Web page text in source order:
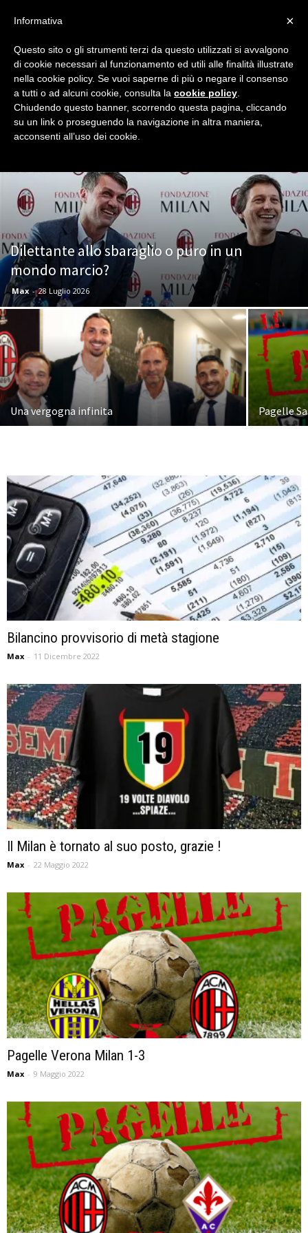
Home Redazionali Vado al Max Pagina 6
VADO AL MAX
Il punto di vista di Max solo su Milan Night, il blog dei tifosi
rossoneri.
Dilettante allo sbaraglio o puro in un
mondo marcio?
Max - 28 Luglio 2026
Una vergogna infinita Pagelle
Bilancino provvisorio di metà stagione
Max - 11 Dicembre 2022
Il Milan è tornato al suo posto, grazie !
Max - 22 Maggio 2022
Pagelle Verona Milan 1-3
Max - 9 Maggio 2022
×
Informativa
Questo sito o gli strumenti terzi da questo utilizzati si avvalgono
di cookie necessari al funzionamento ed utili alle finalità illustrate
nella cookie policy. Se vuoi saperne di più o negare il consenso
a tutti o ad alcuni cookie, consulta la cookie policy
Chiudendo questo banner, scorrendo questa pagina, cliccando
su un link o proseguendo la navigazione in altra maniera,
acconsenti all’uso dei cookie.